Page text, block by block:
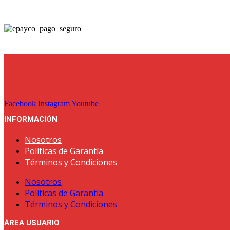
en
Facebook InstagramYoutube
INFORMACIÓN
Nosotros
Políticas de Garantía
Términos y Condiciones
Nosotros
Políticas de Garantía
Términos y Condiciones
ÁREA USUARIO